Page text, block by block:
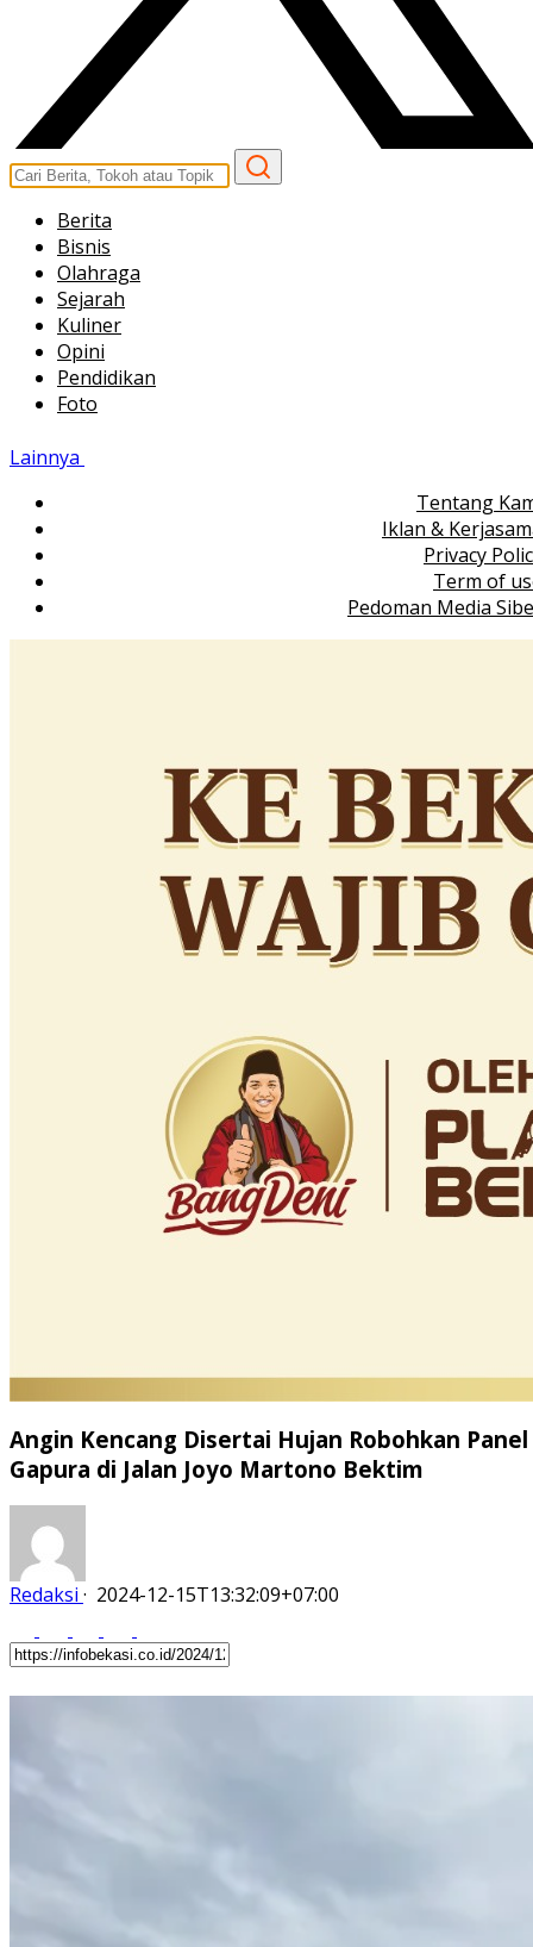
Berita
Bisnis
Olahraga
Sejarah
Kuliner
Opini
Pendidikan
Foto
Lainnya
Tentang
Iklan &
Privacy
Term of
Pedoman Media
Angin Kencang Disertai Hujan Robohkan Panel
Gapura di Jalan Joyo Martono Bektim
Redaksi · 2024-12-15T13:32:09+07:00